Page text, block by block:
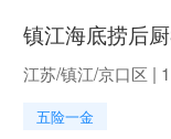
镇江海底捞后
江苏/镇江/京口区 |
五险一金